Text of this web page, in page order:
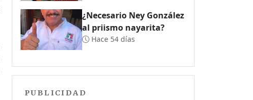
¿Necesario Ney González
al priismo nayarita?
Hace 54 días
PUBLICIDAD